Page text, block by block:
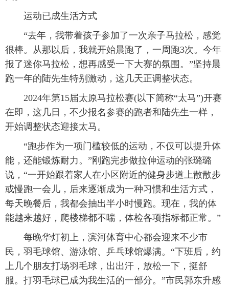
运动已成生活方式
“去年，我带着孩子参加了一次亲子马拉松，感觉
很棒。从那以后，我就开始晨跑了，一周跑3次。今年
报了迷你马拉松，想再感受一下大赛的氛围。”坚持晨
跑一年的陆先生特别激动，这几天正调整状态。
2024年第15届太原马拉松赛(以下简称“太马”)开赛
在即，这几日，不少报名参赛的跑者和陆先生一样，
开始调整状态迎接太马。
“跑步作为一项门槛较低的运动，不仅可以提升体
能，还能锻炼耐力。”刚跑完步做拉伸运动的张璐璐
说，“一开始跟着家人在小区附近的健身步道上散散步
或慢跑一会儿，后来逐渐成为一种习惯和生活方式，
每天晚餐后，我都会抽出半小时慢跑。现在，我的体
能越来越好，爬楼梯都不喘，体检各项指标都正常。”
每晚华灯初上，滨河体育中心都会迎来不少市
民，羽毛球馆、游泳馆、乒乓球馆爆满。“下班后，约
上几个朋友打场羽毛球，出出汗，放松一下，挺舒
服。打羽毛球已成为我生活的一部分。”市民郭东升感